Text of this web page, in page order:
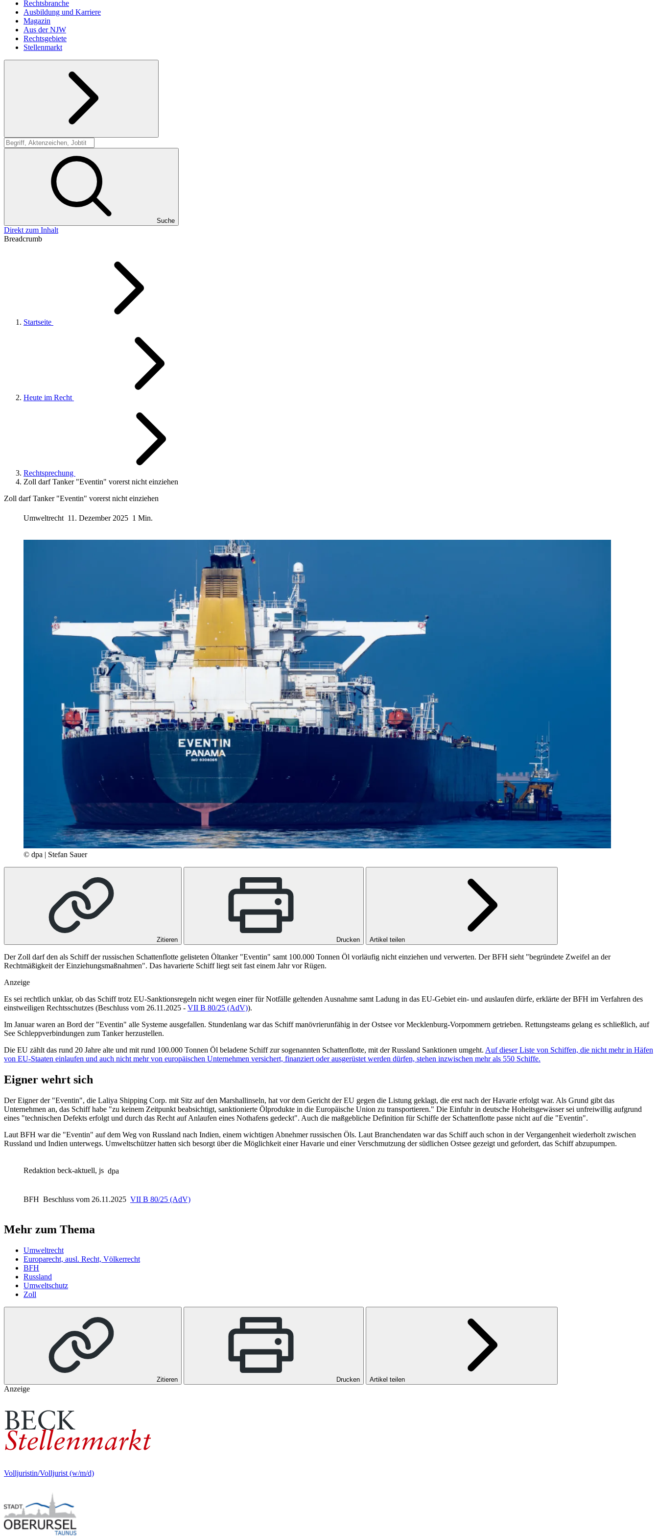
Rechtsbranche
Ausbildung und Karriere
Magazin
Aus der NJW
Rechtsgebiete
Stellenmarkt
Suche
Suche
Direkt zum Inhalt
Breadcrumb
Startseite
Heute im Recht
Rechtsprechung
Zoll darf Tanker "Eventin" vorerst nicht einziehen
Zoll darf Tanker "Eventin" vorerst nicht einziehen
Umweltrecht 11. Dezember 2025 1 Min.
© dpa | Stefan Sauer
Zitieren Drucken Artikel teilen
Der Zoll darf den als Schiff der russischen Schattenflotte gelisteten Öltanker "Eventin" samt 100.000 Tonnen Öl vorläufig nicht einziehen und verwerten. Der BFH sieht "begründete Zweifel an der
Rechtmäßigkeit der Einziehungsmaßnahmen". Das havarierte Schiff liegt seit fast einem Jahr vor Rügen.
Anzeige
Es sei rechtlich unklar, ob das Schiff trotz EU-Sanktionsregeln nicht wegen einer für Notfälle geltenden Ausnahme samt Ladung in das EU-Gebiet ein- und auslaufen dürfe, erklärte derBFH im Verfahren des
einstweiligen Rechtsschutzes (Beschluss vom 26.11.2025 - VII B 80/25 (AdV)).
Im Januar waren an Bord der "Eventin" alle Systeme ausgefallen. Stundenlang war das Schiff manövrierunfähig in der Ostsee vor Mecklenburg-Vorpommern getrieben. Rettungsteams gelang es schließlich, auf
See Schleppverbindungen zum Tanker herzustellen.
Die EU zählt das rund 20 Jahre alte und mit rund 100.000 Tonnen Öl beladene Schiff zur sogenannten Schattenflotte, mit der Russland Sanktionen umgeht. Auf dieser Liste von Schiffen, die nicht mehr in Häfen
von EU-Staaten einlaufen und auch nicht mehr von europäischen Unternehmen versichert, finanziert oder ausgerüstet werden dürfen, stehen inzwischen mehr als 550 Schiffe.
Eigner wehrt sich
Der Eigner der "Eventin", die Laliya Shipping Corp. mit Sitz auf den Marshallinseln, hat vor dem Gericht der EU gegen die Listung geklagt, die erst nach der Havarie erfolgt war. Als Grund gibt das
Unternehmen an, das Schiff habe "zu keinem Zeitpunkt beabsichtigt, sanktionierte Ölprodukte in die Europäische Union zu transportieren." Die Einfuhr in deutsche Hoheitsgewässer sei unfreiwillig aufgrund
eines "technischen Defekts erfolgt und durch das Recht auf Anlaufen eines Nothafens gedeckt". Auch die maßgebliche Definition für Schiffe der Schattenflotte passe nicht auf die "Eventin".
Laut BFH war die "Eventin" auf dem Weg von Russland nach Indien, einem wichtigen Abnehmer russischen Öls. Laut Branchendaten war das Schiff auch schon in der Vergangenheit wiederholt zwischen
Russland und Indien unterwegs. Umweltschützer hatten sich besorgt über die Möglichkeit einer Havarie und einer Verschmutzung der südlichen Ostsee gezeigt und gefordert, das Schiff abzupumpen.
Redaktion beck-aktuell, js dpa
BFH Beschluss vom 26.11.2025 VII B 80/25 (AdV)
Mehr zum Thema
Umweltrecht
Europarecht, ausl. Recht, Völkerrecht
BFH
Russland
Umweltschutz
Zoll
Zitieren Drucken Artikel teilen
Anzeige
Volljuristin/Volljurist (w/m/d)